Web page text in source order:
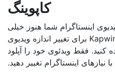
کاپوینگ
اینستاگرام شما هنوز خیلی
بزرگ است، می توانید از Kapwing برای تغییر اندازه ویدیوی
فقط ویدئوی خود را آپلود
اینستاگرام تغییر دهید.